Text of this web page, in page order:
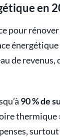
en
pour
de
90 % de
thermique